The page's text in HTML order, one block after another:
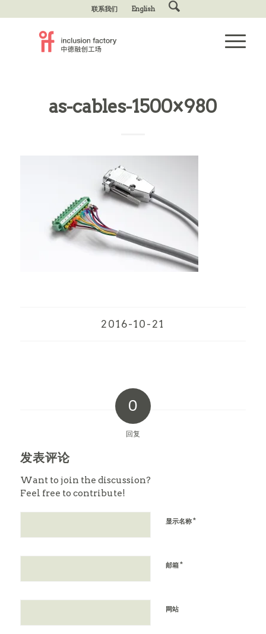
联系我们 English
as-cables-1500×980
2016-10-21
0
回复
发表评论
Want to join the discussion?
Feel free to contribute!
显示名称*
邮箱*
网站